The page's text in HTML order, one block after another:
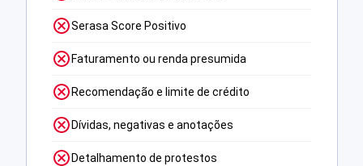
Serasa Score Positivo
Faturamento ou renda presumida
Recomendação e limite de crédito
Dívidas, negativas e anotações
Detalhamento de protestos